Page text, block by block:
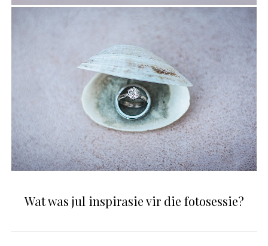
Wat was jul inspirasie vir die fotosessie?